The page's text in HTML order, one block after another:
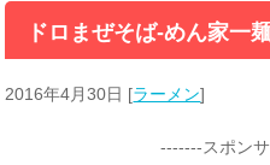
ドロまぜそば-めん家一
2016年4月30日 [ラーメン]
-------スポン